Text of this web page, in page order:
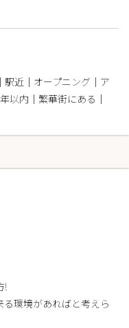
近｜オープニング｜ア
以内｜繁華街にある｜
!
環境があればと考えら